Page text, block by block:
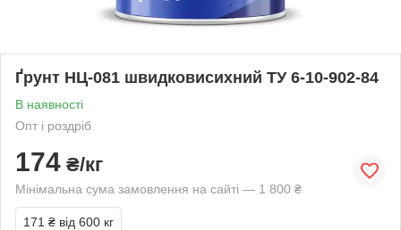
Ґрунт НЦ-081 швидковисихний ТУ 6-10-902-84
В наявності
Опт і роздріб
174 ₴/кг
Мінімальна сума замовлення на сайті — 1 800 ₴
171 ₴ від 600 кг